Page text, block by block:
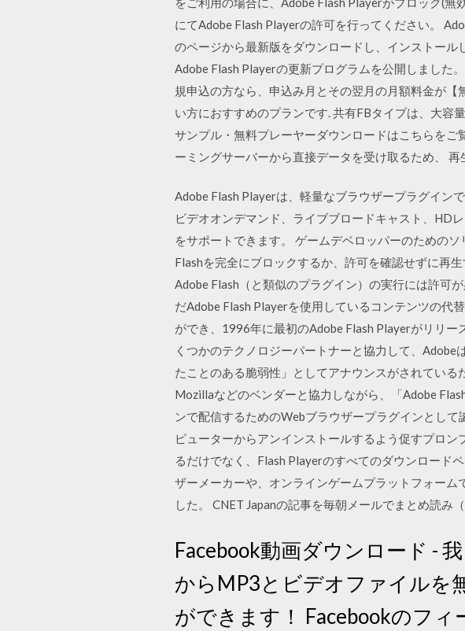
にてAdobe Flash Playerの許可を行ってください。
のページから最新版をダウンロードし、インストー
Adobe Flash Playerの更新プログラムを公開しました
規申込の方なら、申込み月とその翌月の月額料金が
い方におすすめのプランです. 共有FBタイプは、大容
サンプル・無料プレーヤーダウンロードはこちらをご
ーミングサーバーから直接データを受け取るため、
Adobe Flash Playerは、軽量なブラウザープラグイン
ビデオオンデマンド、ライブブロードキャスト、HD
をサポートできます。 ゲームデベロッパーのための
Flashを完全にブロックするか、許可を確認せずに再
Adobe Flash（と類似のプラグイン）の実行には許可
だAdobe Flash Playerを使用しているコンテンツの代
ができ、1996年に最初のAdobe Flash Playerがリリ
くつかのテクノロジーパートナーと協力して、
たことのある脆弱性」としてアナウンスがされてい
Mozillaなどのベンダーと協力しながら、「Adobe
ンで配信するためのWebブラウザープラグインとし
ピューターからアンインストールするよう促すプロ
るだけでなく、Flash Playerのすべてのダウンロード
ザーメーカーや、オンラインゲームプラットフォー
した。 CNET Japanの記事を毎朝メールでまとめ読み
Facebook動画ダウンロード -
からMP3とビデオファイルを
ができます！ Facebookのフ